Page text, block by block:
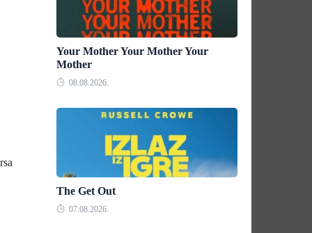
Your Mother Your Mother Your
Mother
08.08.2026.
The Get Out
07.08.2026.